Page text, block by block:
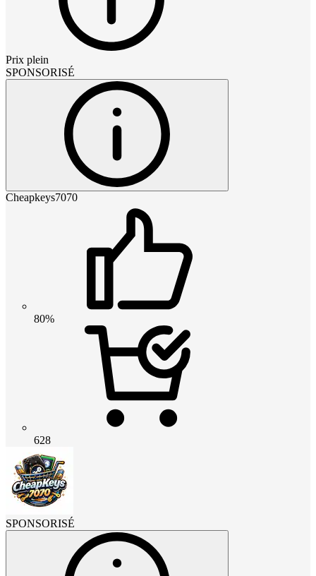
Prix plein
SPONSORISÉ
Cheapkeys7070
80%
628
SPONSORISÉ